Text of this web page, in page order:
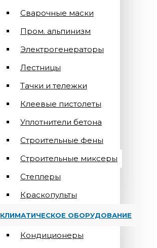
Cварочные маски
Пром. альпинизм
Электрогенераторы
Лестницы
Тачки и тележки
Клеевые пистолеты
Уплотнители бетона
Строительные фены
Строительные миксеры
Степлеры
Краскопульты
КЛИМАТИЧЕСКОЕ ОБОРУДОВАНИЕ
Кондиционеры